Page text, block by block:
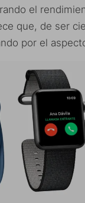
el
que, de ser
por el